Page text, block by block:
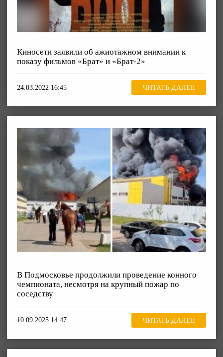
Киносети заявили об ажиотажном внимании к
показу фильмов «Брат» и «Брат-2»
24.03.2022 16:45 ЧИТАТЬ ДАЛЕЕ
В Подмосковье продолжили проведение конного
чемпионата, несмотря на крупный пожар по
соседству
10.09.2025 14:47 ЧИТАТЬ ДАЛЕЕ